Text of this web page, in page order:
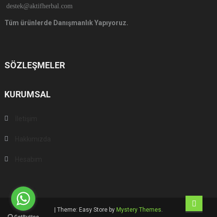
destek@aktifherbal.com
Tüm ürünlerde Danışmanlık Yapıyoruz.
SÖZLEŞMELER
KURUMSAL
Theme: Easy Store by Mystery Themes.